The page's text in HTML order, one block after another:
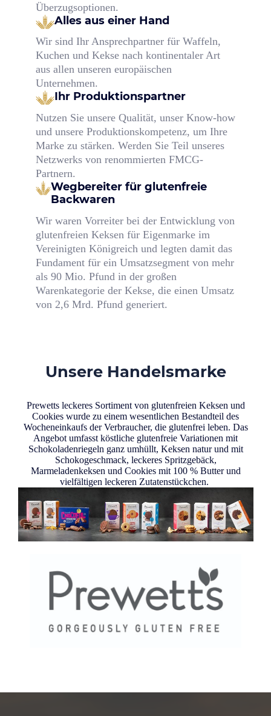
Überzugsoptionen.
Alles aus einer Hand
Wir sind Ihr Ansprechpartner für Waffeln,
Kuchen und Kekse nach kontinentaler Art
aus allen unseren europäischen
Unternehmen.
Ihr Produktionspartner
Nutzen Sie unsere Qualität, unser Know-how
und unsere Produktionskompetenz, um Ihre
Marke zu stärken. Werden Sie Teil unseres
Netzwerks von renommierten FMCG-
Partnern.
Wegbereiter für glutenfreie
Backwaren
Wir waren Vorreiter bei der Entwicklung von
glutenfreien Keksen für Eigenmarke im
Vereinigten Königreich und legten damit das
Fundament für ein Umsatzsegment von mehr
als 90 Mio. Pfund in der großen
Warenkategorie der Kekse, die einen Umsatz
von 2,6 Mrd. Pfund generiert.
Unsere Handelsmarke
Prewetts leckeres Sortiment von glutenfreien Keksen und
Cookies wurde zu einem wesentlichen Bestandteil des
Wocheneinkaufs der Verbraucher, die glutenfrei leben. Das
Angebot umfasst köstliche glutenfreie Variationen mit
Schokoladenriegeln ganz umhüllt, Keksen natur und mit
Schokogeschmack, leckeres Spritzgebäck,
Marmeladenkeksen und Cookies mit 100 % Butter und
vielfältigen leckeren Zutatenstückchen.